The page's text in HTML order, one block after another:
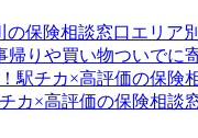
の保険相談窓口エリア
帰りや買い物ついでに
駅チカ×高評価の保険
カ×高評価の保険相談